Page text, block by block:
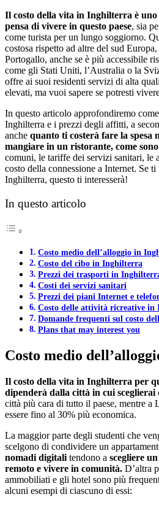
Il costo della vita in Inghilterra è
pensa di vivere in questo paese, sia
come turista per un lungo soggiorno.
costosa rispetto ad altre del sud
Portogallo, anche se è più accessibile
come gli Stati Uniti, l’Australia o la
offre ai suoi residenti servizi di alta
elevati, ma vuoi sapere se potresti
In questo articolo approfondiremo
Inghilterra e i prezzi degli affitti, a
anche quanto ti costerà fare la
mangiare in un ristorante, come
comuni, le tariffe dei servizi sanitari, le
costo della connessione a Internet. Se
Inghilterra, questo ti interesserà!
In questo articolo
Costo medio dell’alloggio in
Costo del cibo in Inghilterra
Prezzi dei trasporti in
Costi dei servizi sanitari
Prezzi dei piani Internet e
Costo delle attività ricreative in
Domande frequenti sul costo
Plans that may interest you
Costo medio
Il costo della vita in Inghilterra per
dipenderà dalla città in cui sceglierai
città più cara di tutto il paese, mentre a
essere fino al 30% più economica.
La maggior parte degli studenti che
scelgono di condividere un
nomadi digitali tendono a scegliere
remoto e vivere in comunità. D’altra
ammobiliati e gli hotel sono più
alcuni esempi di ciascuno di essi: